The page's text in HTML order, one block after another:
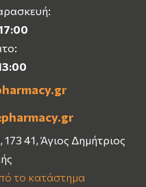
41, Άγιος Δημήτριος
το κατάστημα